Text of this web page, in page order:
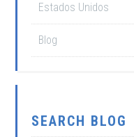
Estados Unidos
Blog
SEARCH BLOG